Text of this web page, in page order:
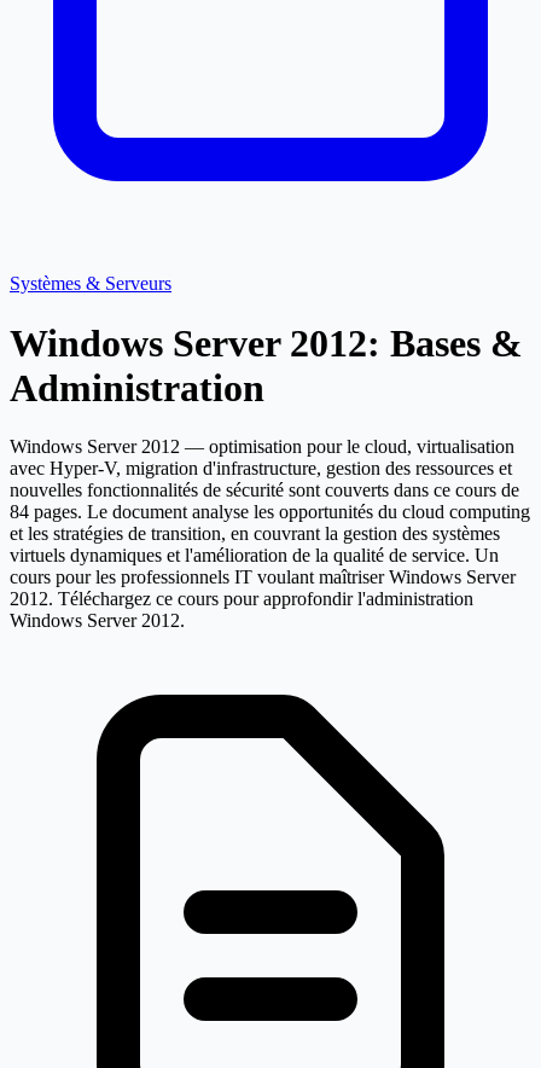
Systèmes & Serveurs
Windows Server 2012: Bases &
Administration
Windows Server 2012 — optimisation pour le cloud, virtualisation
avec Hyper-V, migration d'infrastructure, gestion des ressources et
nouvelles fonctionnalités de sécurité sont couverts dans ce cours de
84 pages. Le document analyse les opportunités du cloud computing
et les stratégies de transition, en couvrant la gestion des systèmes
virtuels dynamiques et l'amélioration de la qualité de service. Un
cours pour les professionnels IT voulant maîtriser Windows Server
2012. Téléchargez ce cours pour approfondir l'administration
Windows Server 2012.